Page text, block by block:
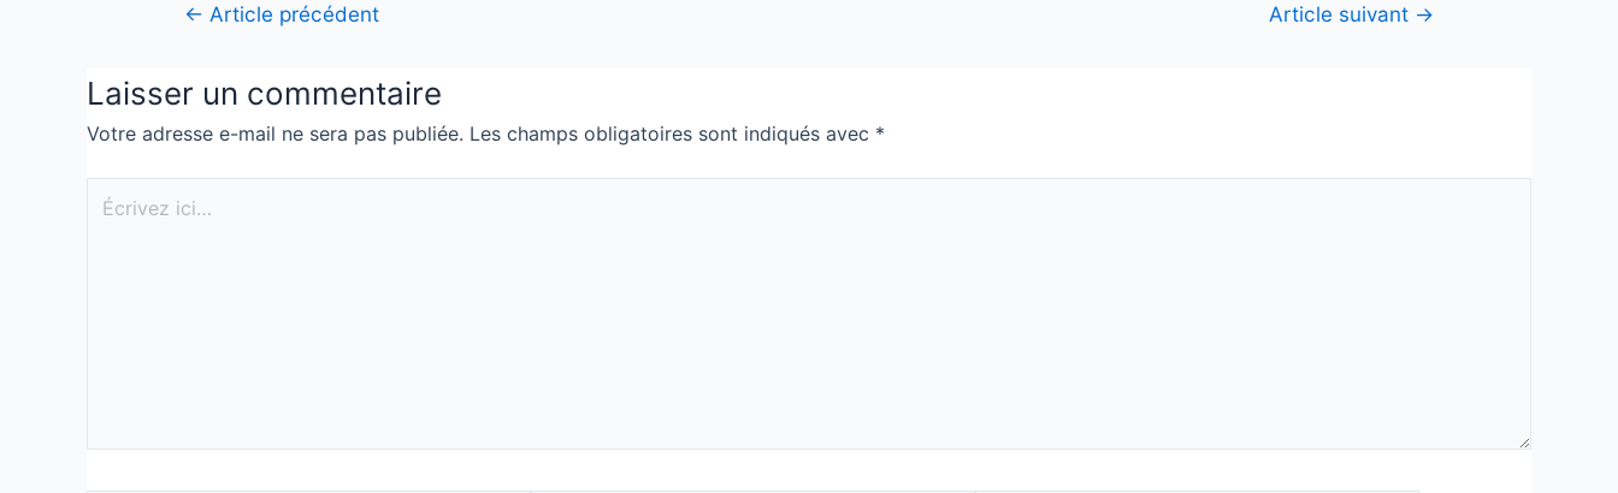
← Article précédent Article suivant →
Laisser un commentaire
Votre adresse e-mail ne sera pas publiée. Les champs obligatoires sont indiqués avec *